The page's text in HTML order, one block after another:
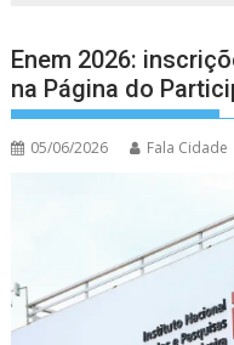
Enem 2026:
na Página do
05/06/2026 Fala Cidade